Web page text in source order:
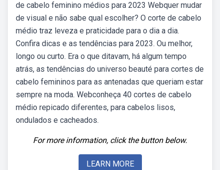
de cabelo feminino médios para 2023 Webquer mudar
de visual e não sabe qual escolher? O corte de cabelo
médio traz leveza e praticidade para o dia a dia.
Confira dicas e as tendências para 2023. Ou melhor,
longo ou curto. Era o que ditavam, há algum tempo
atrás, as tendências do universo beauté para cortes de
cabelo femininos para as antenadas que queriam estar
sempre na moda. Webconheça 40 cortes de cabelo
médio repicado diferentes, para cabelos lisos,
ondulados e cacheados.
For more information, click the button below.
LEARN MORE